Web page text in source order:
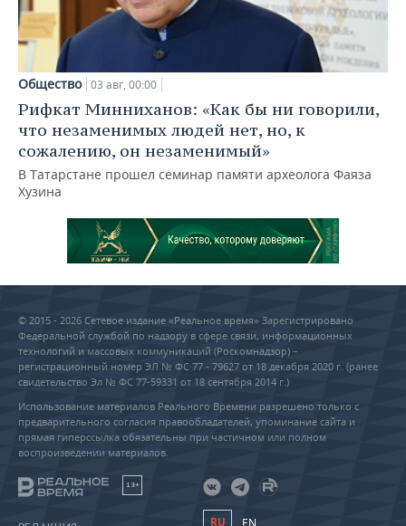
Общество 03 авг, 00:00
Рифкат Минниханов: «Как бы ни говорили,
что незаменимых людей нет, но, к
сожалению, он незаменимый»
В Татарстане прошел семинар памяти археолога Фаяза
Хузина
© 2015 - 2026 Сетевое издание «Реальное время» Зарегистрировано
Федеральной службой по надзору в сфере связи, информационных
технологий и массовых коммуникаций (Роскомнадзор) –
регистрационный номер ЭЛ № ФС 77 - 79627 от 18 декабря 2020 г. (ранее
свидетельство Эл № ФС 77-59331 от 18 сентября 2014 г.)
Использование материалов Реального Времени разрешено только с
предварительного согласия правообладателей, упоминание сайта и
прямая гиперссылка обязательны при частичном или полном
воспроизведении материалов.
18+
RU EN